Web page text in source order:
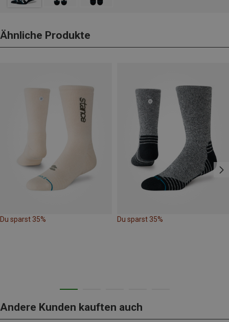
Ähnliche Produkte
Du sparst 35% Du sparst 35%
Andere Kunden kauften auch